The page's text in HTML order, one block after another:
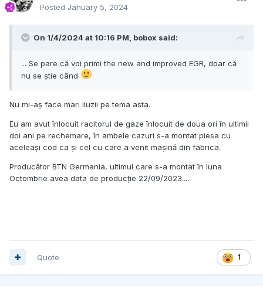
Posted January 5, 2024
On 1/4/2024 at 10:16 PM, bobox said:
... Se pare că voi primi the new and improved EGR, doar că
nu se știe când
Nu mi-aș face mari iluzii pe tema asta.
Eu am avut înlocuit racitorul de gaze înlocuit de doua ori în ultimii
doi ani pe rechemare, în ambele cazuri s-a montat piesa cu
aceleași cod ca și cel cu care a venit mașină din fabrica.
Producător BTN Germania, ultimul care s-a montat în luna
Octombrie avea data de producție 22/09/2023....
1
Quote